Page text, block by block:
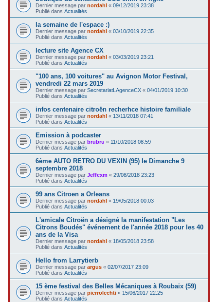
Dernier message parnordahl «09/12/2019 23:38
Publié dansActualités
la semaine de l'espace :)
Dernier message parnordahl «03/10/2019 22:35
Publié dansActualités
lecture site Agence CX
Dernier message parnordahl «03/03/2019 23:21
Publié dansActualités
"100 ans, 100 voitures" au Avignon Motor Festival,
vendredi 22 mars 2019
Dernier message parSecretariatLAgenceCX «04/01/2019 10:30
Publié dansActualités
infos centenaire citroën recherhce histoire familiale
Dernier message parnordahl « 13/11/2018 07:41
Publié dansActualités
Emission à podcaster
Dernier message parbrubru « 11/10/2018 08:59
Publié dansActualités
6ème AUTO RETRO DU VEXIN (95) le Dimanche 9
septembre 2018
Dernier message parJeffcxm «29/08/2018 23:23
Publié dansActualités
99 ans Citroen a Orleans
Dernier message parnordahl « 19/05/2018 00:03
Publié dansActualités
L'amicale Citroën a désigné la manifestation "Les
Citrons Boudés" événement de l'année 2018 pour les 40
ans de la Visa
Dernier message parnordahl « 18/05/2018 23:58
Publié dansActualités
Hello from Larrytierb
Dernier message parargus «02/07/2017 23:09
Publié dansActualités
15 ème festival des Belles Mécaniques à Roubaix (59)
Dernier message parpierrolechti « 15/06/2017 22:25
Publié dansActualités